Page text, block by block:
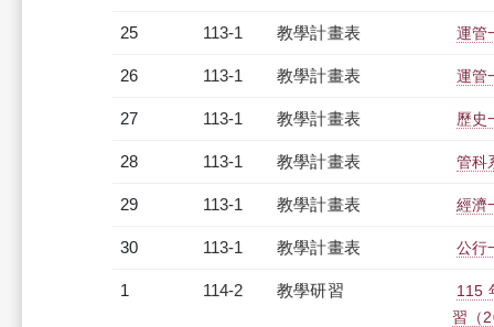
25 113-1 教學計畫表 運管
26 113-1 教學計畫表 運管
27 113-1 教學計畫表 歷史
28 113-1 教學計畫表 管科
29 113-1 教學計畫表 經濟
30 113-1 教學計畫表 公行
1 114-2 教學研習
115
習（